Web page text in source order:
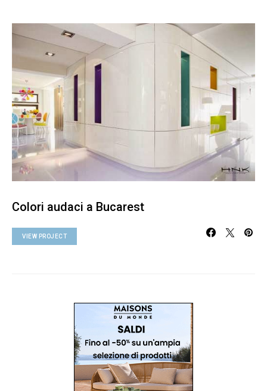
Colori audaci a Bucarest
VIEW PROJECT